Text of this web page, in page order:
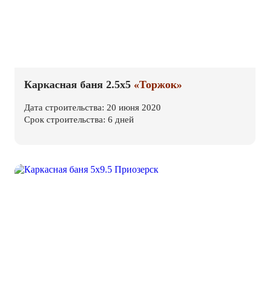
Каркасная баня 2.5х5 «Торжок»
Дата строительства: 20 июня 2020
Срок строительства: 6 дней